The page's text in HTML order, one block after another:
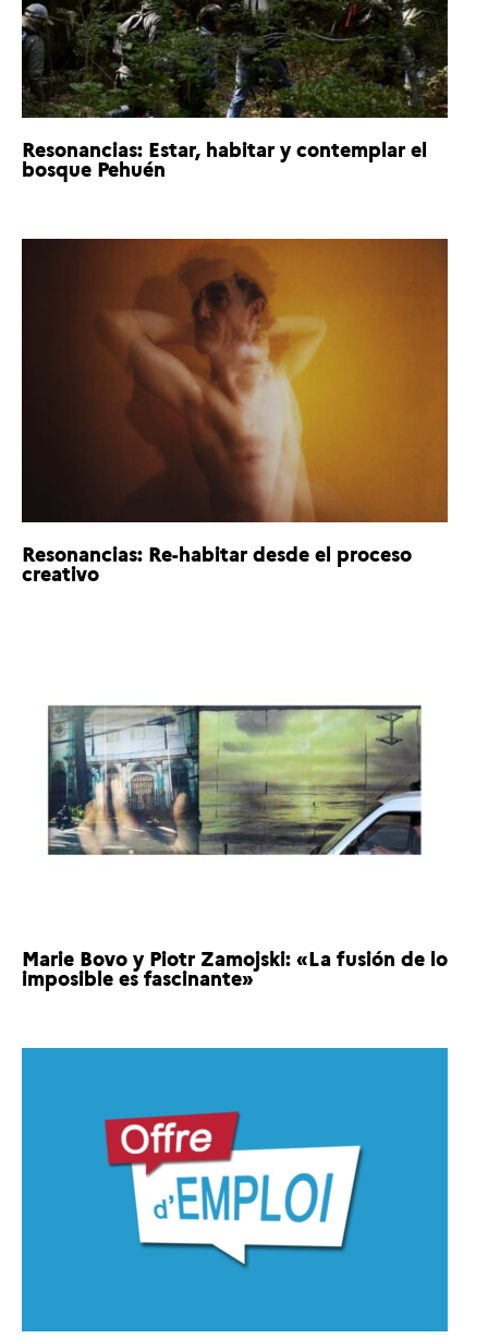
Resonancias: Estar, habitar y contemplar el
bosque Pehuén
Resonancias: Re-habitar desde el proceso
creativo
Marie Bovo y Piotr Zamojski: «La fusión de lo
imposible es fascinante»